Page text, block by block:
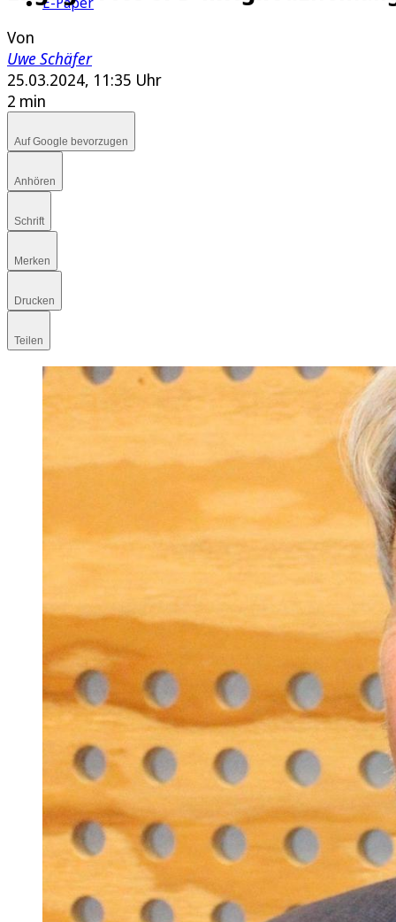
Von
Uwe Schäfer
25.03.2024, 11:35 Uhr
2 min
Auf Google bevorzugen
Anhören
Schrift
Merken
Drucken
Teilen